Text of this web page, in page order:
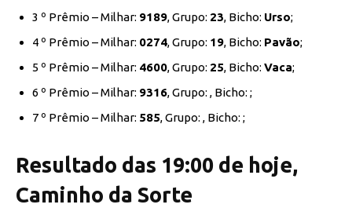
3 º Prêmio – Milhar: 9189, Grupo: 23, Bicho: Urso;
4 º Prêmio – Milhar: 0274, Grupo: 19, Bicho: Pavão;
5 º Prêmio – Milhar: 4600, Grupo: 25, Bicho: Vaca;
6 º Prêmio – Milhar: 9316, Grupo: , Bicho: ;
7 º Prêmio – Milhar: 585, Grupo: , Bicho: ;
Resultado das 19:00 de hoje,
Caminho da Sorte